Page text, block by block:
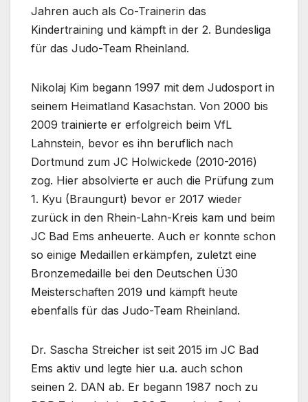
Jahren auch als Co-Trainerin das
Kindertraining und kämpft in der 2. Bundesliga
für das Judo-Team Rheinland.
Nikolaj Kim begann 1997 mit dem Judosport in
seinem Heimatland Kasachstan. Von 2000 bis
2009 trainierte er erfolgreich beim VfL
Lahnstein, bevor es ihn beruflich nach
Dortmund zum JC Holwickede (2010-2016)
zog. Hier absolvierte er auch die Prüfung zum
1. Kyu (Braungurt) bevor er 2017 wieder
zurück in den Rhein-Lahn-Kreis kam und beim
JC Bad Ems anheuerte. Auch er konnte schon
so einige Medaillen erkämpfen, zuletzt eine
Bronzemedaille bei den Deutschen Ü30
Meisterschaften 2019 und kämpft heute
ebenfalls für das Judo-Team Rheinland.
Dr. Sascha Streicher ist seit 2015 im JC Bad
Ems aktiv und legte hier u.a. auch schon
seinen 2. DAN ab. Er begann 1987 noch zu